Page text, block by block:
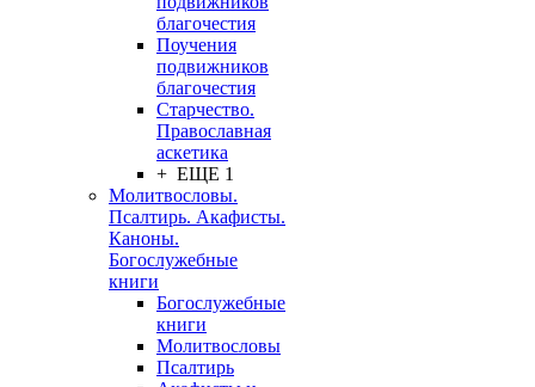
благочестия
Поучения
подвижников
благочестия
Старчество.
Православная
аскетика
+ ЕЩЕ 1
Молитвословы.
Псалтирь. Акафисты.
Каноны.
Богослужебные
книги
Богослужебные
книги
Молитвословы
Псалтирь